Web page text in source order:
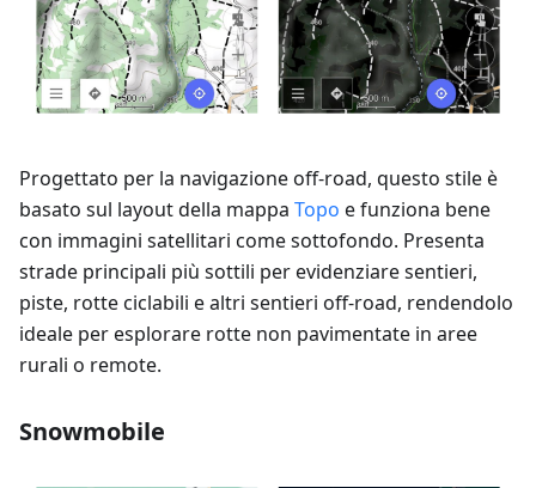
Progettato per la navigazione off-road, questo stile è
basato sul layout della mappa Topo e funziona bene
con immagini satellitari come sottofondo. Presenta
strade principali più sottili per evidenziare sentieri,
piste, rotte ciclabili e altri sentieri off-road, rendendolo
ideale per esplorare rotte non pavimentate in aree
rurali o remote.
Snowmobile